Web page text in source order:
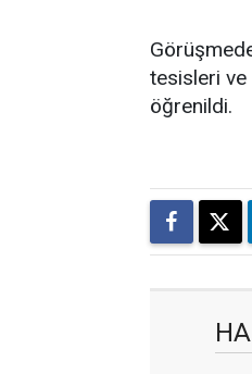
tesisleri ve
öğrenildi.